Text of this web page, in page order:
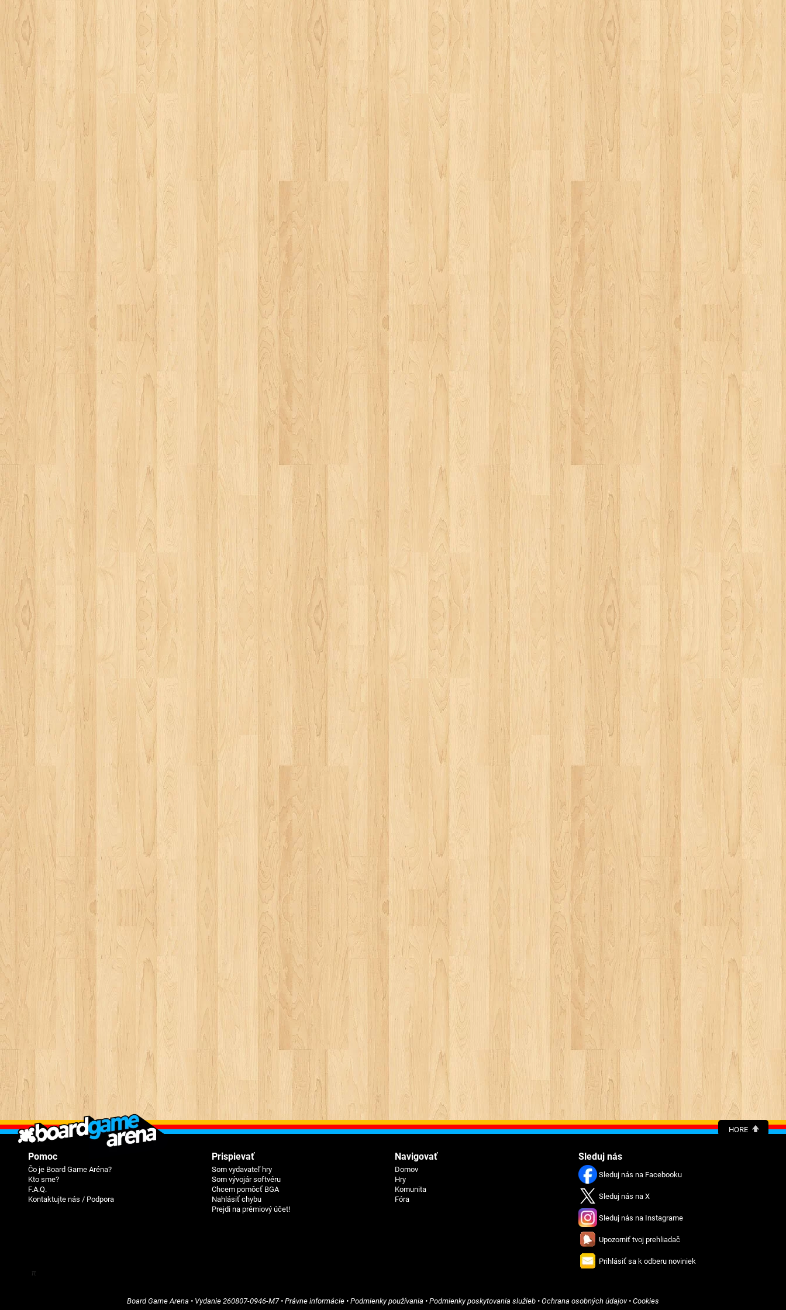
HORE
Pomoc
Čo je Board Game Aréna?
Kto sme?
F.A.Q.
Kontaktujte nás / Podpora
Prispievať
Som vydavateľ hry
Som vývojár softvéru
Chcem pomôcť BGA
Nahlásiť chybu
Prejdi na prémiový účet!
Navigovať
Domov
Hry
Komunita
Fóra
Sleduj nás
Sleduj nás na Facebooku
Sleduj nás na X
Sleduj nás na Instagrame
Upozorniť tvoj prehliadač
Prihlásiť sa k odberu noviniek
Board Game Arena • Vydanie 260807-0946-M7• Právne informácie• Podmienky používania • Podmienky poskytovania služieb• Ochrana osobných údajov• Cookies
π